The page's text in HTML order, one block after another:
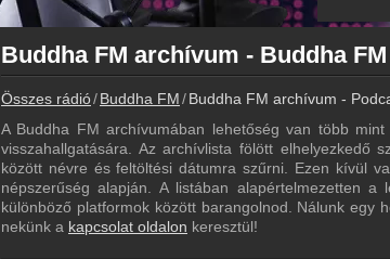
Összes rádió Buddha FM
Buddha FM archívum -
A Buddha FM archívumában lehetőség van több
visszahallgatására. Az archívlista fölött elhelyezkedő
között névre és feltöltési dátumra szűrni. Ezen kívül
népszerűség alapján. A listában alapértelmezetten
különböző platformok között barangolnod. Nálunk egy
nekünk a kapcsolat oldalon keresztül!